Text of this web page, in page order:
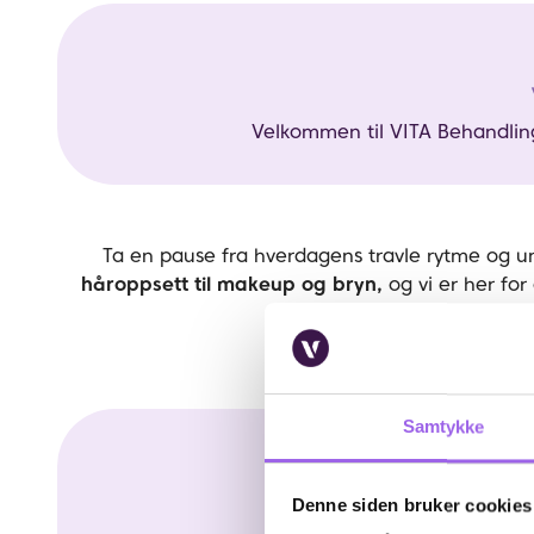
Samtykke
Denne siden bruker cookies
Velkommen til VITA
Ta en pause fra hverdagens travle rytme og
håroppsett til makeup og bryn, og vi er her for
Vita Tveita
Book time i menyen under